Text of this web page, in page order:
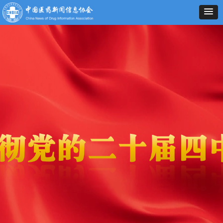
服务于政府 服务于会员
服务于行业 服务于健康
国内医药健康领域以新闻宣传、信息传播
究、行业自律和维权等